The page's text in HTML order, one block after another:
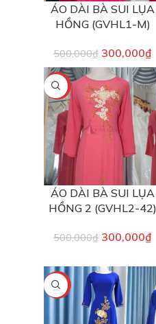
ÁO DÀI BÀ SUI LỤA
HỒNG (GVHL1-M)
500,000₫ 300,000₫
-40%
ÁO DÀI BÀ SUI LỤA
HỒNG 2 (GVHL2-42)
500,000₫ 300,000₫
-40%